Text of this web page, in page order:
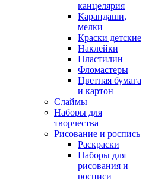
канцелярия
Карандаши,
мелки
Краски детские
Наклейки
Пластилин
Фломастеры
Цветная бумага
и картон
Слаймы
Наборы для
творчества
Рисование и роспись
Раскраски
Наборы для
рисования и
росписи